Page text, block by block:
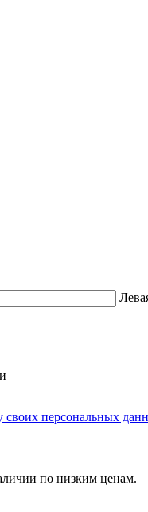
своих персональных
по низким ценам.